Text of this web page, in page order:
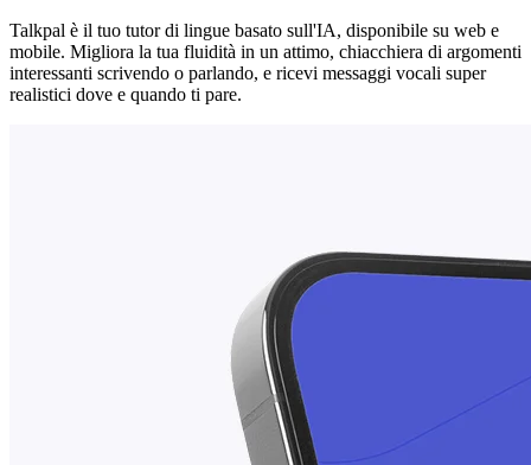
Talkpal è il tuo tutor di lingue basato sull'IA, disponibile su web e
mobile. Migliora la tua fluidità in un attimo, chiacchiera di argomenti
interessanti scrivendo o parlando, e ricevi messaggi vocali super
realistici dove e quando ti pare.